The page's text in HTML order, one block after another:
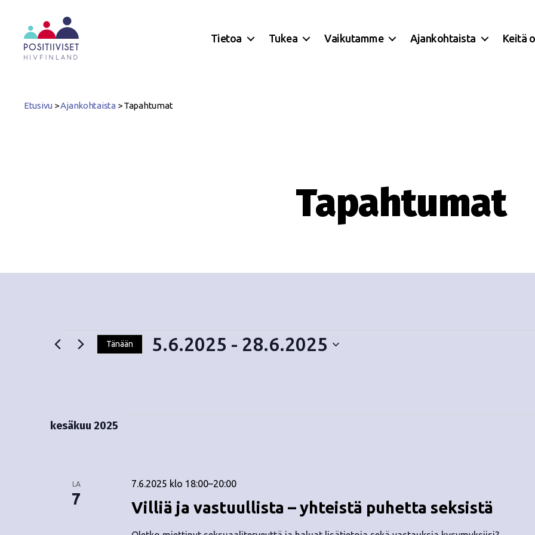
Tietoa Tukea Vaikutamme Ajankohtaista Keitä
Etusivu >Ajankohtaista >Tapahtumat
Tapahtumat
Tänään 5.6.2025 - 28.6.2025
ä
kesäkuu 2025
LA
7 Villiä ja vastuullista – yhteistä puhetta seksistä
7.6.2025 klo 18:00–20:00